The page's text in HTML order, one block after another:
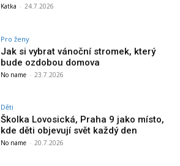
Katka - 24.7.2026
Pro ženy
Jak si vybrat vánoční stromek, který
bude ozdobou domova
No name - 23.7.2026
Děti
Školka Lovosická, Praha 9 jako místo,
kde děti objevují svět každý den
No name - 20.7.2026